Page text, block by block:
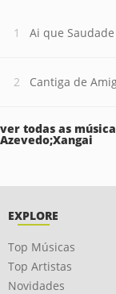
Ai que
Cantiga de
ver todas as
Azevedo;Xangai
EXPLORE
Top Músicas
Top Artistas
Novidades